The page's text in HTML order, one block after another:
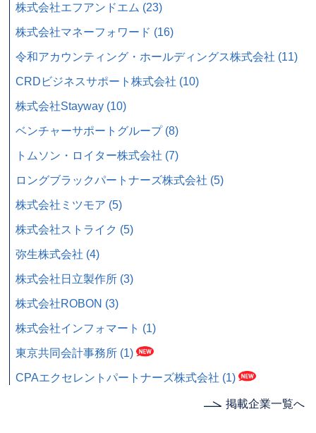
株式会社エフアンドエム (23)
株式会社マネーフォワード (16)
令和アカウンティング・ホールディングス株式会社 (11)
CRDビジネスサポート株式会社 (10)
株式会社Stayway (10)
ベンチャーサポートグループ (8)
トムソン・ロイター株式会社 (7)
ロングブラックパートナーズ株式会社 (5)
株式会社ミツモア (5)
株式会社ストライク (5)
弥生株式会社 (4)
株式会社日立製作所 (3)
株式会社ROBON (3)
株式会社インフォマート (1)
東京共同会計事務所 (1)
CPAエクセレントパートナーズ株式会社 (1)
掲載企業一覧へ